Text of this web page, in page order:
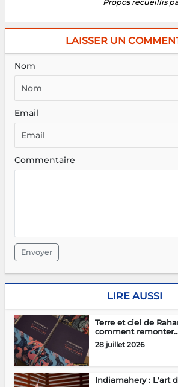
Propos recueillis
LAISSER UN
Nom
Email
Commentaire
Envoyer
LIRE AUSSI
Terre et ciel de
comment
28 juillet 2026
Indiamahery : L'art